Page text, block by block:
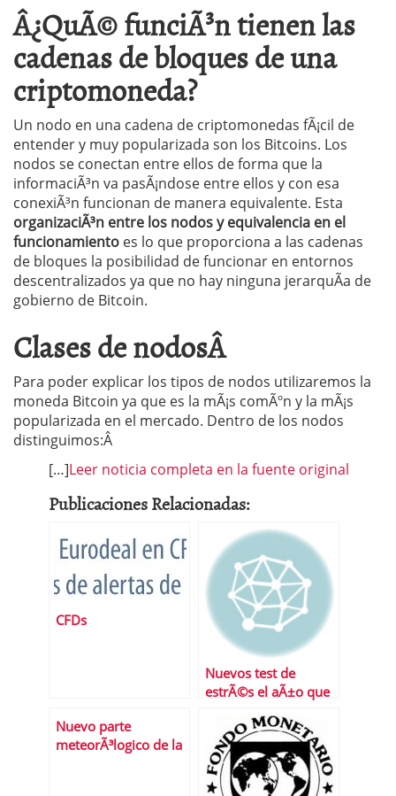
Â¿QuÃ© funciÃ³n tienen las
cadenas de bloques de una
criptomoneda?
Un nodo en una cadena de criptomonedas fÃ¡cil de
entender y muy popularizada son los Bitcoins. Los
nodos se conectan entre ellos de forma que la
informaciÃ³n va pasÃ¡ndose entre ellos y con esa
conexiÃ³n funcionan de manera equivalente. Esta
organizaciÃ³n entre los nodos y equivalencia en el
funcionamiento es lo que proporciona a las cadenas
de bloques la posibilidad de funcionar en entornos
descentralizados ya que no hay ninguna jerarquÃ­a de
gobierno de Bitcoin.
Clases de nodosÂ
Para poder explicar los tipos de nodos utilizaremos la
moneda Bitcoin ya que es la mÃ¡s comÃºn y la mÃ¡s
popularizada en el mercado. Dentro de los nodos
distinguimos:Â
[…]Leer noticia completa en la fuente original
Publicaciones Relacionadas:
CFDs
Nuevos test de
estrÃ©s el aÃ±o que
Nuevo parte
meteorÃ³logico de la